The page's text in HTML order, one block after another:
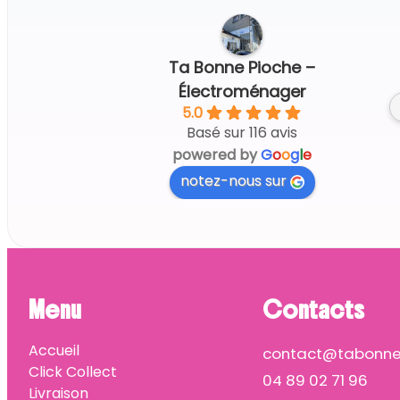
Ta Bonne Pioche –
Électroménager
5.0
Basé sur 116 avis
powered byGoogle
notez-nous sur
Menu
Accueil
Click Collect
Livraison
Contacts
04 89 02 71 96